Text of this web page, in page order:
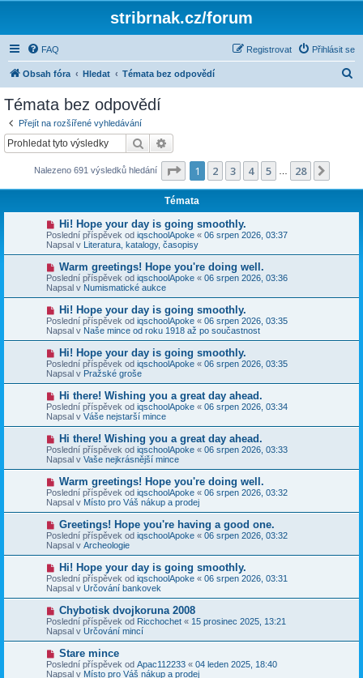
stribrnak.cz/forum
FAQ Přihlásit se
Registrovat
Obsah fóra Hledat Témata bez odpovědí
Témata bez odpovědí
Přejít na rozšířené vyhledávání
Hledat
Nalezeno 691 výsledků hledání Stránka z 28
1 2 3 4 5 28
Témata
N
o
v
ý
p
í
s
p
v
e
k
Hi! Hope your day is going smoothly.
Poslední příspěvek od iqschoolApoke « 06 srpen 2026, 03:37
Napsal v Literatura, katalogy, časopisy
N
o
v
ý
p
í
s
p
v
e
k
Warm greetings! Hope you're doing well.
Poslední příspěvek od iqschoolApoke « 06 srpen 2026, 03:36
Napsal v Numismatické aukce
N
o
v
ý
p
í
s
p
v
e
k
Hi! Hope your day is going smoothly.
Poslední příspěvek od iqschoolApoke « 06 srpen 2026, 03:35
Napsal v Naše mince od roku 1918 až po součastnost
N
o
v
ý
p
í
s
p
v
e
k
Hi! Hope your day is going smoothly.
Poslední příspěvek od iqschoolApoke « 06 srpen 2026, 03:35
Napsal v Pražské groše
N
o
v
ý
p
í
s
p
ě
v
e
k
Hi there! Wishing you a great day ahead.
Poslední příspěvek od iqschoolApoke « 06 srpen 2026, 03:34
Napsal v Váše nejstarší mince
N
o
v
ý
p
í
s
p
ě
v
e
k
Hi there! Wishing you a great day ahead.
Poslední příspěvek od iqschoolApoke « 06 srpen 2026, 03:33
Napsal v Vaše nejkrásnější mince
N
o
v
ý
í
s
p
v
e
k
Warm greetings! Hope you're doing well.
Poslední příspěvek od iqschoolApoke « 06 srpen 2026, 03:32
Napsal v Místo pro Váš nákup a prodej
N
o
v
ý
p
í
s
p
ě
v
e
k
Greetings! Hope you're having a good one.
Poslední příspěvek od iqschoolApoke « 06 srpen 2026, 03:32
Napsal v Archeologie
N
o
v
ý
í
s
p
ě
v
e
Hi! Hope your day is going smoothly.
Poslední příspěvek od iqschoolApoke « 06 srpen 2026, 03:31
Napsal v Určování bankovek
N
o
v
ý
p
í
s
Chybotisk dvojkoruna 2008
Poslední příspěvek od Ricchochet « 15 prosinec 2025, 13:21
Napsal v Určování mincí
N
o
v
Stare mince
Poslední příspěvek od Apac112233 « 04 leden 2025, 18:40
Napsal v Místo pro Váš nákup a prodej